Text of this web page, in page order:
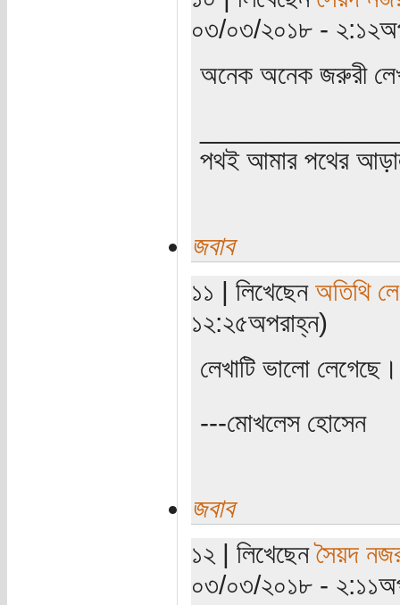
০৩/০৩/২০১৮ -
অনেক অনেক জরুরী
পথই আমার পথের
জবাব
১১ | লিখেছেন অতিথি
১২:২৫অপরাহ্ন)
লেখাটি ভালো
---মোখলেস হোসেন
জবাব
১২ | লিখেছেনসৈয়দ
০৩/০৩/২০১৮ -